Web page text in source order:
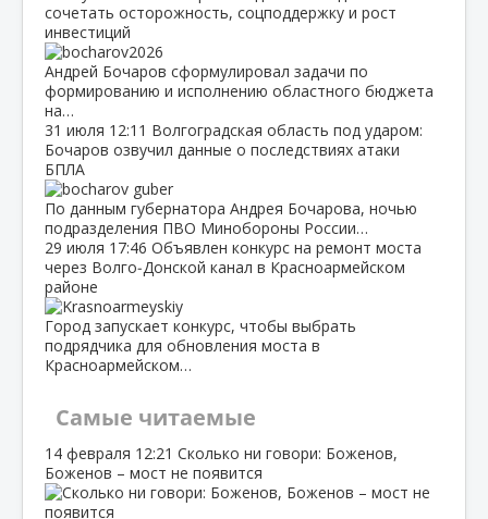
сочетать осторожность, соцподдержку и рост
инвестиций
Андрей Бочаров сформулировал задачи по
формированию и исполнению областного бюджета
на…
31 июля 12:11 Волгоградская область под ударом:
Бочаров озвучил данные о последствиях атаки
БПЛА
По данным губернатора Андрея Бочарова, ночью
подразделения ПВО Минобороны России…
29 июля 17:46 Объявлен конкурс на ремонт моста
через Волго‑Донской канал в Красноармейском
районе
Город запускает конкурс, чтобы выбрать
подрядчика для обновления моста в
Красноармейском…
Самые читаемые
14 февраля 12:21 Сколько ни говори: Боженов,
Боженов – мост не появится